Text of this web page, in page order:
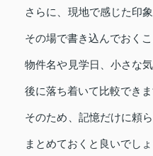
さらに、現地で感じた印
その場で書き込んでおくこ
物件名や見学日、小さな
後に落ち着いて比較できま
そのため、記憶だけに頼
まとめておくと良いでしょ